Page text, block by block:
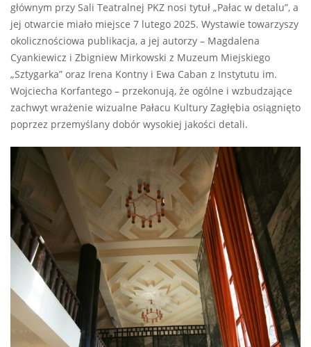
głównym przy Sali Teatralnej PKZ nosi tytuł „Pałac w detalu”, a
jej otwarcie miało miejsce 7 lutego 2025. Wystawie towarzyszy
okolicznościowa publikacja, a jej autorzy – Magdalena
Cyankiewicz i Zbigniew Mirkowski z Muzeum Miejskiego
„Sztygarka” oraz Irena Kontny i Ewa Caban z Instytutu im.
Wojciecha Korfantego – przekonują, że ogólne i wzbudzające
zachwyt wrażenie wizualne Pałacu Kultury Zagłębia osiągnięto
poprzez przemyślany dobór wysokiej jakości detali.